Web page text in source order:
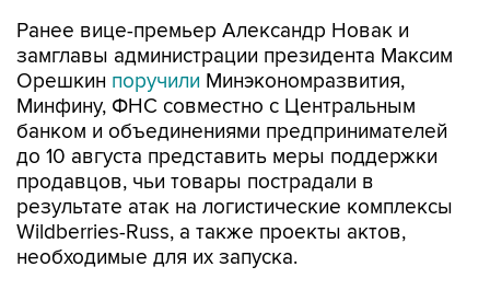
Ранее вице-премьер Александр Новак и
замглавы администрации президента Максим
Орешкин поручили Минэкономразвития,
Минфину, ФНС совместно с Центральным
банком и объединениями предпринимателей
до 10 августа представить меры поддержки
продавцов, чьи товары пострадали в
результате атак на логистические комплексы
Wildberries-Russ, а также проекты актов,
необходимые для их запуска.